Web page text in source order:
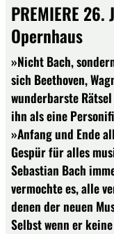
PREMIERE
Opernhaus
»Nicht Bach,
sich Beethoven,
wunderbarste
ihn als eine
»Anfang und Ende
Gespür für alles
Sebastian Bach
vermochte es, alle
denen der neuen
Selbst wenn er